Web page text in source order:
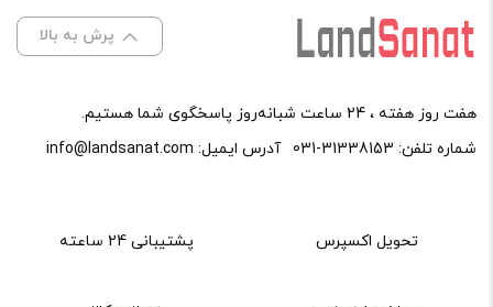
پرش به بالا
هفت روز هفته ، 24 ساعت شبانه‌روز پاسخگوی شما هستیم.
شماره تلفن: 031-31338153 آدرس ایمیل: info@landsanat.com
تحویل اکسپرس پشتیبانی 24 ساعته